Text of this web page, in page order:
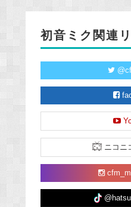
初音ミク関連
ニコニ